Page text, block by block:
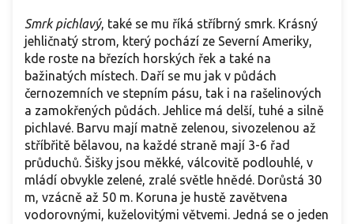
Smrk pichlavý, také se mu říká stříbrný smrk. Krásný
jehličnatý strom, který pochází ze Severní Ameriky,
kde roste na březích horských řek a také na
bažinatých místech. Daří se mu jak v půdách
černozemních ve stepním pásu, tak i na rašelinových
a zamokřených půdách. Jehlice má delší, tuhé a silně
pichlavé. Barvu mají matně zelenou, sivozelenou až
stříbřitě bělavou, na každé straně mají 3-6 řad
průduchů. Šišky jsou měkké, válcovitě podlouhlé, v
mládí obvykle zelené, zralé světle hnědé. Dorůstá 30
m, vzácně až 50 m. Koruna je hustě zavětvena
vodorovnými, kuželovitými větvemi. Jedná se o jeden